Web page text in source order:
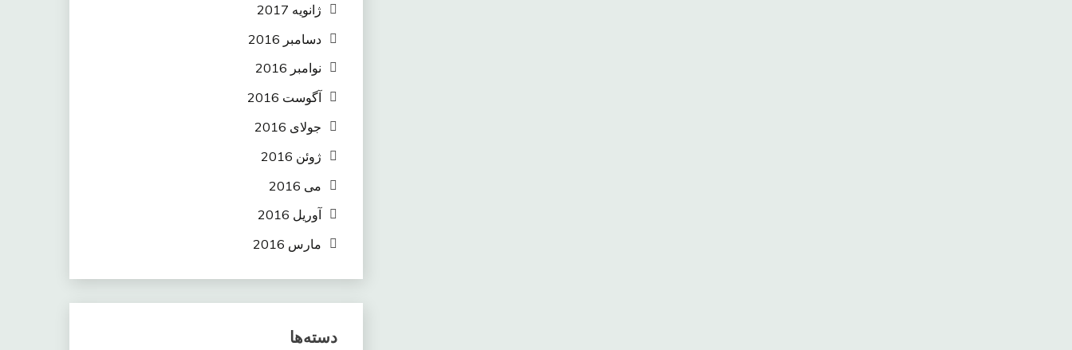
ژانویه 2017
دسامبر 2016
نوامبر 2016
آگوست 2016
جولای 2016
ژوئن 2016
می 2016
آوریل 2016
مارس 2016
دسته‌ها